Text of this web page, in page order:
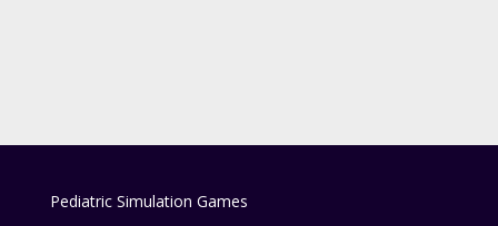
Pediatric Simulation Games